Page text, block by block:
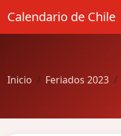
Calendario de Chile
Inicio Feriados 2023